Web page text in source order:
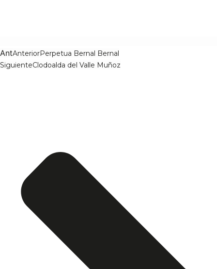
AntAnteriorPerpetua Bernal Bernal
SiguienteClodoalda del Valle Muñoz